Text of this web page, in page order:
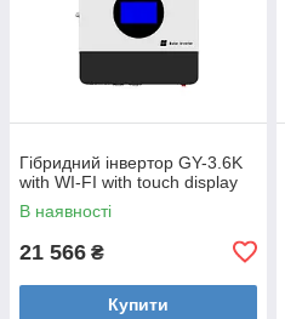
Гібридний інвертор GY-3.6K
with WI-FI with touch display
В наявності
21 566 ₴
Купити